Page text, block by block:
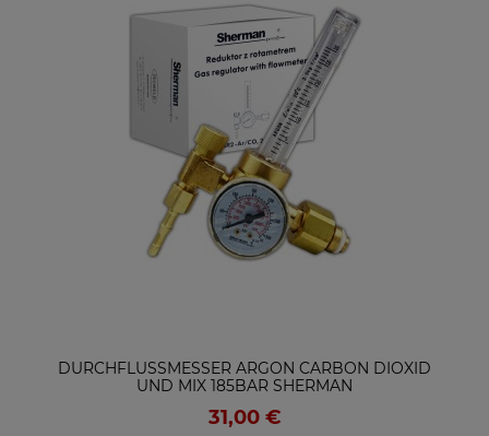
DURCHFLUSSMESSER ARGON CARBON DIOXID
UND MIX 185BAR SHERMAN
31,00 €